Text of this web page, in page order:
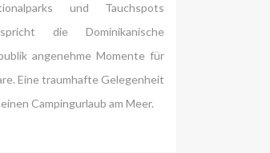
und Tauchspots
die Dominikanische
angenehme Momente für
Eine traumhafte Gelegenheit
Campingurlaub am Meer.